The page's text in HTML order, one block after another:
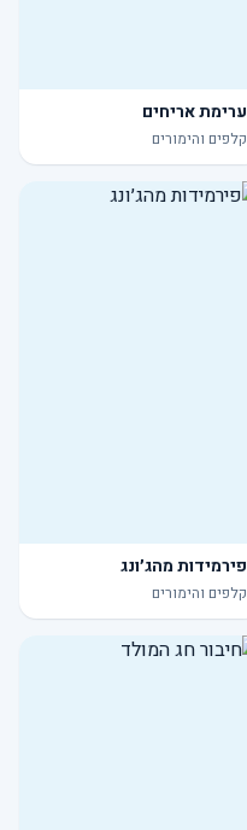
ערימת אריחים
קלפים והימורים
פירמידות מהג׳ונג
קלפים והימורים